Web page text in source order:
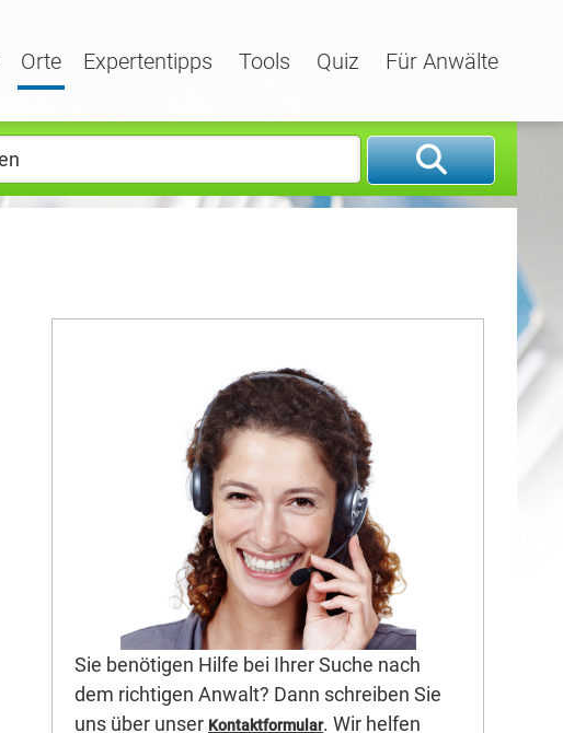
Orte Expertentipps Tools Quiz Für Anwälte
Sie benötigen Hilfe bei Ihrer Suche nach
dem richtigen Anwalt? Dann schreiben Sie
uns über unser Kontaktformular. Wir helfen